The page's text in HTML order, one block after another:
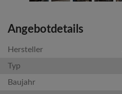
Angebotdetails
Hersteller
Typ
Baujahr